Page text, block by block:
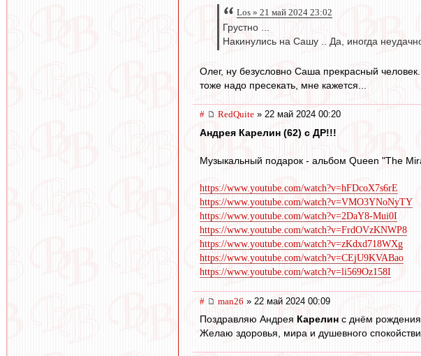
Los » 21 май 2024 23:02
Грустно ...
Накинулись на Сашу .. Да, иногда
Олег, ну безусловно Саша прекрасный
тоже надо пресекать, мне кажется...
# RedQuite » 22 май 2024 00:20
Андрея Карелин (62) с ДР!!!
Музыкальный подарок - альбом Queen "The
https://www.youtube.com/watch?v=hFDcoX7s6rE
https://www.youtube.com/watch?v=VMO3YNoNyTY
https://www.youtube.com/watch?v=2DaY8-Mui0I
https://www.youtube.com/watch?v=FrdOVzKNWP8
https://www.youtube.com/watch?v=zKdxd718WXg
https://www.youtube.com/watch?v=CEjU9KVABao
https://www.youtube.com/watch?v=li569Oz158I
# man26 » 22 май 2024 00:09
Поздравляю Андрея Карелин с днём
Желаю здоровья, мира и душевного